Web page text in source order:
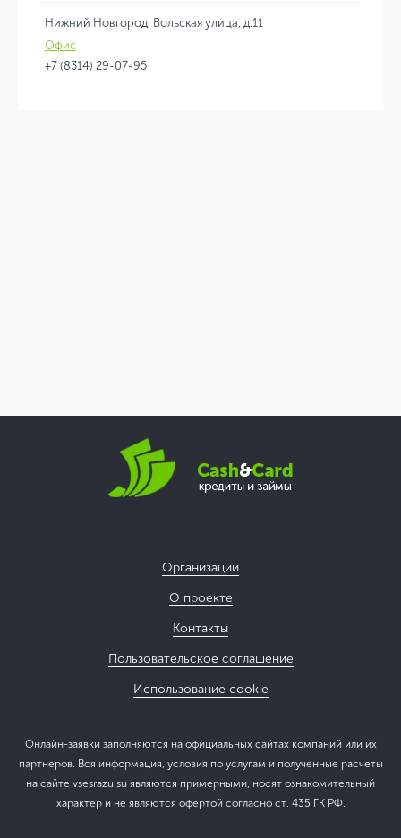
Нижний Новгород, Вольская улица, д.11
Офис
+7 (8314) 29-07-95
Организации
О проекте
Контакты
Пользовательское соглашение
Использование cookie
Онлайн-заявки заполняются на официальных сайтах компаний или их
партнеров. Вся информация, условия по услугам и полученные расчеты
на сайте vsesrazu.su являются примерными, носят ознакомительный
характер и не являются офертой согласно ст. 435 ГК РФ.